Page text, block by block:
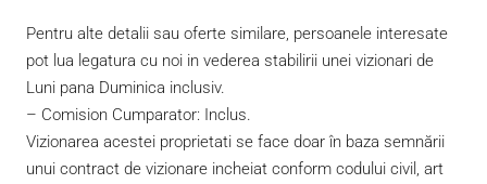
Pentru alte detalii sau oferte similare, persoanele interesate
pot lua legatura cu noi in vederea stabilirii unei vizionari de
Luni pana Duminica inclusiv.
– Comision Cumparator: Inclus.
Vizionarea acestei proprietati se face doar în baza semnării
unui contract de vizionare incheiat conform codului civil, art